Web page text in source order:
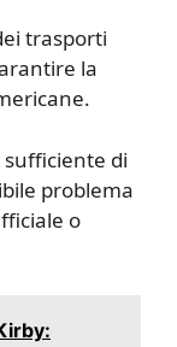
trasporti
la
di
problema
o